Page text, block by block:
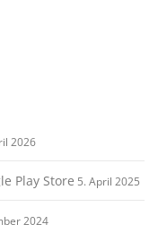
2026
Play Store 5. April 2025
2024